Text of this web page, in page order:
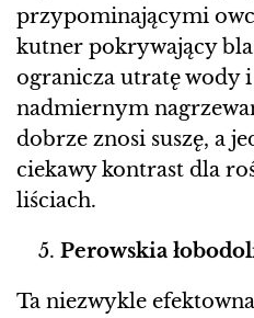
przypominającymi
kutner pokrywający
ogranicza utratę wody
nadmiernym
dobrze znosi suszę, a
ciekawy kontrast dla
liściach.
Perowskia
Ta niezwykle